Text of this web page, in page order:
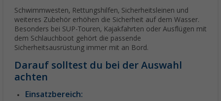
Schwimmwesten, Rettungshilfen, Sicherheitsleinen und
weiteres Zubehör erhöhen die Sicherheit auf dem Wasser.
Besonders bei SUP-Touren, Kajakfahrten oder Ausflügen mit
dem Schlauchboot gehört die passende
Sicherheitsausrüstung immer mit an Bord.
Darauf solltest du bei der Auswahl
achten
Einsatzbereich: